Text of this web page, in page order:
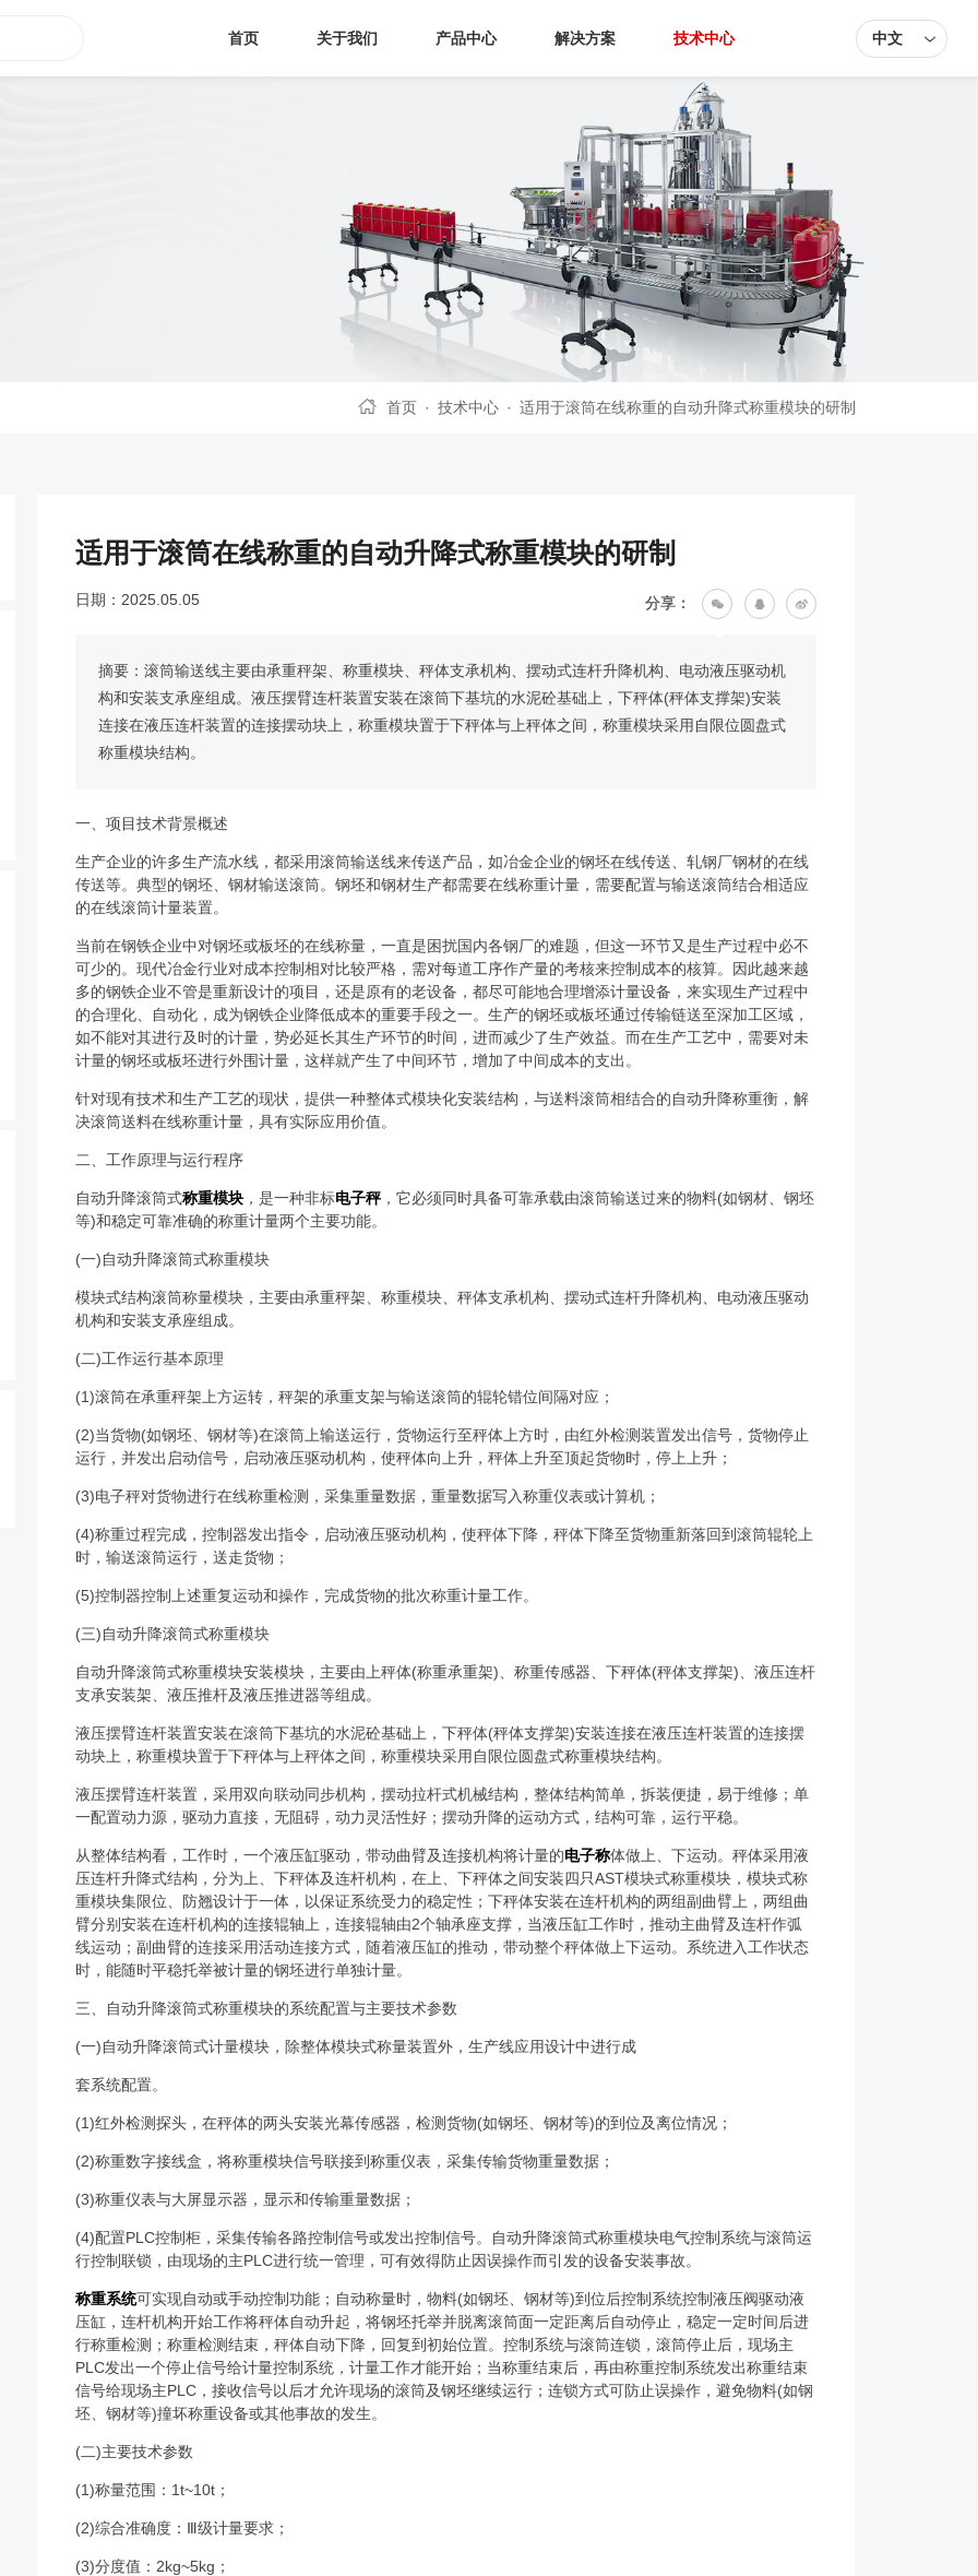
首页 关于我们 产品中心 解决方案 技术中心 中文
首页 · 技术中心 · 适用于滚筒在线称重的自动升降式称重模块的研制
适用于滚筒在线称重的自动升降式称重模块的研制
日期：2025.05.05 分享：
摘要：滚筒输送线主要由承重秤架、称重模块、秤体支承机构、摆动式连杆升降机构、电动液压驱动机
构和安装支承座组成。液压摆臂连杆装置安装在滚筒下基坑的水泥砼基础上，下秤体(秤体支撑架)安装
连接在液压连杆装置的连接摆动块上，称重模块置于下秤体与上秤体之间，称重模块采用自限位圆盘式
称重模块结构。
一、项目技术背景概述
生产企业的许多生产流水线，都采用滚筒输送线来传送产品，如冶金企业的钢坯在线传送、轧钢厂钢材的在线
传送等。典型的钢坯、钢材输送滚筒。钢坯和钢材生产都需要在线称重计量，需要配置与输送滚筒结合相适应
的在线滚筒计量装置。
当前在钢铁企业中对钢坯或板坯的在线称量，一直是困扰国内各钢厂的难题，但这一环节又是生产过程中必不
可少的。现代冶金行业对成本控制相对比较严格，需对每道工序作产量的考核来控制成本的核算。因此越来越
多的钢铁企业不管是重新设计的项目，还是原有的老设备，都尽可能地合理增添计量设备，来实现生产过程中
的合理化、自动化，成为钢铁企业降低成本的重要手段之一。生产的钢坯或板坯通过传输链送至深加工区域，
如不能对其进行及时的计量，势必延长其生产环节的时间，进而减少了生产效益。而在生产工艺中，需要对未
计量的钢坯或板坯进行外围计量，这样就产生了中间环节，增加了中间成本的支出。
针对现有技术和生产工艺的现状，提供一种整体式模块化安装结构，与送料滚筒相结合的自动升降称重衡，解
决滚筒送料在线称重计量，具有实际应用价值。
二、工作原理与运行程序
自动升降滚筒式称重模块 ，是一种非标电子秤，它必须同时具备可靠承载由滚筒输送过来的物料(如钢材、钢坯
等)和稳定可靠准确的称重计量两个主要功能。
(一)自动升降滚筒式称重模块
模块式结构滚筒称量模块，主要由承重秤架、称重模块、秤体支承机构、摆动式连杆升降机构、电动液压驱动
机构和安装支承座组成。
(二)工作运行基本原理
(1)滚筒在承重秤架上方运转，秤架的承重支架与输送滚筒的辊轮错位间隔对应；
(2)当货物(如钢坯、钢材等)在滚筒上输送运行，货物运行至秤体上方时，由红外检测装置发出信号，货物停止
运行，并发出启动信号，启动液压驱动机构，使秤体向上升，秤体上升至顶起货物时，停上上升；
(3)电子秤对货物进行在线称重检测，采集重量数据，重量数据写入称重仪表或计算机；
(4)称重过程完成，控制器发出指令，启动液压驱动机构，使秤体下降，秤体下降至货物重新落回到滚筒辊轮上
时，输送滚筒运行，送走货物；
(5)控制器控制上述重复运动和操作，完成货物的批次称重计量工作。
(三)自动升降滚筒式称重模块
自动升降滚筒式称重模块安装模块，主要由上秤体(称重承重架)、称重传感器、下秤体(秤体支撑架)、液压连杆
支承安装架、液压推杆及液压推进器等组成。
液压摆臂连杆装置安装在滚筒下基坑的水泥砼基础上，下秤体(秤体支撑架)安装连接在液压连杆装置的连接摆
动块上，称重模块置于下秤体与上秤体之间，称重模块采用自限位圆盘式称重模块结构。
液压摆臂连杆装置，采用双向联动同步机构，摆动拉杆式机械结构，整体结构简单，拆装便捷，易于维修；单
一配置动力源，驱动力直接，无阻碍，动力灵活性好；摆动升降的运动方式，结构可靠，运行平稳。
从整体结构看，工作时，一个液压缸驱动，带动曲臂及连接机构将计量的电子称体做上、下运动。秤体采用液
压连杆升降式结构，分为上、下秤体及连杆机构，在上、下秤体之间安装四只AST模块式称重模块，模块式称
重模块集限位、防翘设计于一体，以保证系统受力的稳定性；下秤体安装在连杆机构的两组副曲臂上，两组曲
臂分别安装在连杆机构的连接辊轴上，连接辊轴由2个轴承座支撑，当液压缸工作时，推动主曲臂及连杆作弧
线运动；副曲臂的连接采用活动连接方式，随着液压缸的推动，带动整个秤体做上下运动。系统进入工作状态
时，能随时平稳托举被计量的钢坯进行单独计量。
三、自动升降滚筒式称重模块的系统配置与主要技术参数
(一)自动升降滚筒式计量模块，除整体模块式称量装置外，生产线应用设计中进行成
套系统配置。
(1)红外检测探头，在秤体的两头安装光幕传感器，检测货物(如钢坯、钢材等)的到位及离位情况；
(2)称重数字接线盒，将称重模块信号联接到称重仪表，采集传输货物重量数据；
(3)称重仪表与大屏显示器，显示和传输重量数据；
(4)配置PLC控制柜，采集传输各路控制信号或发出控制信号。自动升降滚筒式称重模块电气控制系统与滚筒运
行控制联锁，由现场的主PLC进行统一管理，可有效得防止因误操作而引发的设备安装事故。
称重系统可实现自动或手动控制功能；自动称量时，物料(如钢坯、钢材等)到位后控制系统控制液压阀驱动液
压缸，连杆机构开始工作将秤体自动升起，将钢坯托举并脱离滚筒面一定距离后自动停止，稳定一定时间后进
行称重检测；称重检测结束，秤体自动下降，回复到初始位置。控制系统与滚筒连锁，滚筒停止后，现场主
PLC发出一个停止信号给计量控制系统，计量工作才能开始；当称重结束后，再由称重控制系统发出称重结束
信号给现场主PLC，接收信号以后才允许现场的滚筒及钢坯继续运行；连锁方式可防止误操作，避免物料(如钢
坯、钢材等)撞坏称重设备或其他事故的发生。
(二)主要技术参数
(1)称量范围：1t~10t；
(2)综合准确度：Ⅲ级计量要求；
(3)分度值：2kg~5kg；